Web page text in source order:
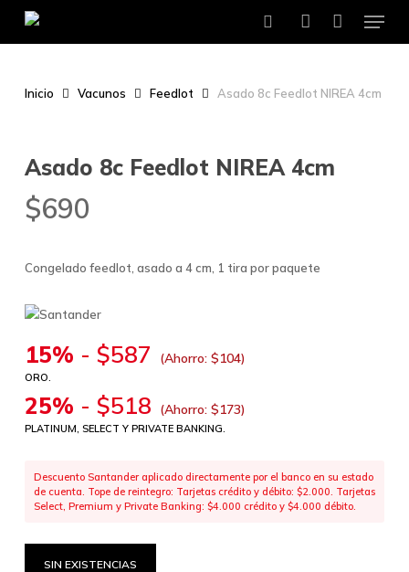
searchaccount
Menu
Inicio Vacunos Feedlot Asado 8c Feedlot NIREA 4cm
Asado 8c Feedlot NIREA 4cm
$690
Congelado feedlot, asado a 4 cm, 1 tira por paquete
15% - $587 (Ahorro: $104)
ORO.
25% - $518 (Ahorro: $173)
PLATINUM, SELECT Y PRIVATE BANKING.
Descuento Santander aplicado directamente por el banco en su estado
de cuenta. Tope de reintegro: Tarjetas crédito y débito: $2.000. Tarjetas
Select, Premium y Private Banking: $4.000 crédito y $4.000 débito.
SIN EXISTENCIAS